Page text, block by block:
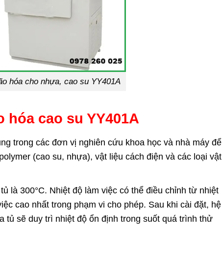
hóa cho nhựa, cao su YY401A
cao su YY401A
trong các đơn vị nghiên cứu khoa học và nhà máy để
(cao su, nhựa), vật liệu cách điện và các loại vật
là 300°C. Nhiệt độ làm việc có thể điều chỉnh từ nhiệt
cao nhất trong phạm vi cho phép. Sau khi cài đặt, hệ
tủ sẽ duy trì nhiệt độ ổn định trong suốt quá trình thử